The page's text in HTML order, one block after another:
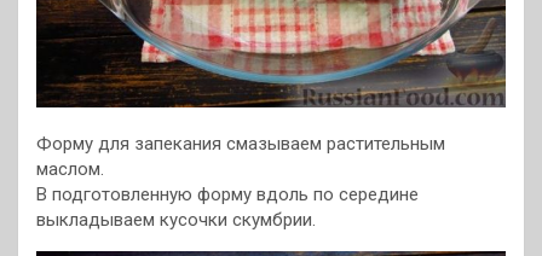
Форму для запекания смазываем растительным
маслом.
В подготовленную форму вдоль по середине
выкладываем кусочки скумбрии.